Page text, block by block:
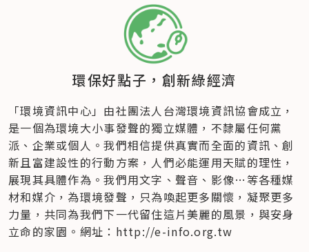
環保好點子，創新綠經濟
「環境資訊中心」由社團法人台灣環境資訊協會成立​，
是一個為環境大小事發聲的獨立媒體，不隸屬任何黨
派、企業或個人​。我們相信提供真實而全面的資訊、創
新且富建設性的行動方案，人們必能運用天賦的理性，
展現其具體作為。我們用文字、聲音、影像…等各種媒
材和媒介，為環境發聲，只為喚起更多關懷，凝聚更多
力量，共同為我們下一代留住這片美麗的風景，與安身
立命的家園。網址：http://e-info.org.tw